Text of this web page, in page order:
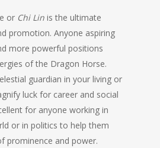
or Chi Lin is the ultimate
promotion. Anyone aspiring
more powerful positions
of the Dragon Horse.
guardian in your living or
luck for career and social
for anyone working in
or in politics to help them
prominence and power.